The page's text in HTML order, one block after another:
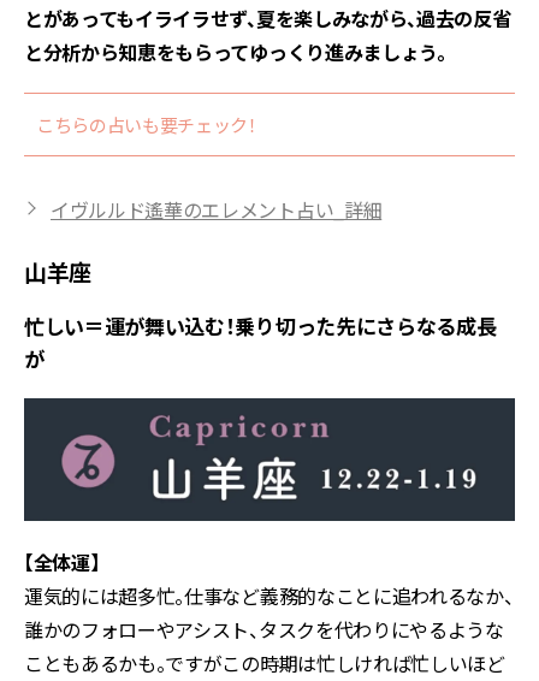
とがあってもイライラせず、夏を楽しみながら、過去の反省
と分析から知恵をもらってゆっくり進みましょう。
こちらの占いも要チェック！
イヴルルド遙華のエレメント占い_詳細
山羊座
忙しい＝運が舞い込む！乗り切った先にさらなる成長
が
【全体運】
運気的には超多忙。仕事など義務的なことに追われるなか、
誰かのフォローやアシスト、タスクを代わりにやるような
こともあるかも。ですがこの時期は忙しければ忙しいほど